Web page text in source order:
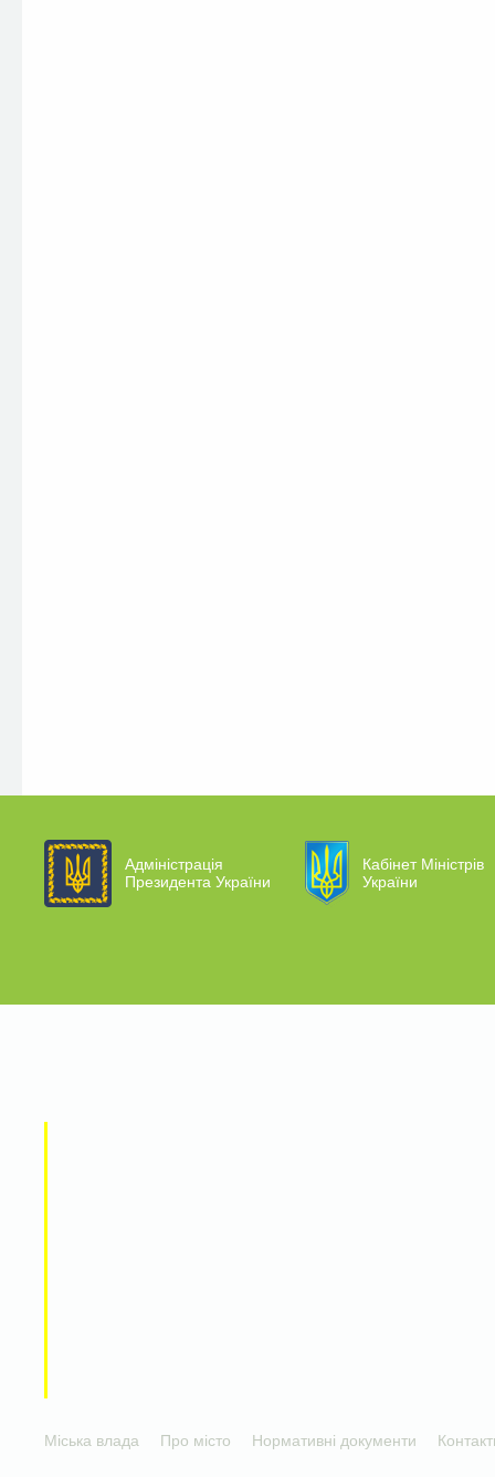
Адміністрація
Президента України
Кабінет Міністрів
України
Міська влада Про місто Нормативні документи